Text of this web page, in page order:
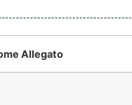
Allegato